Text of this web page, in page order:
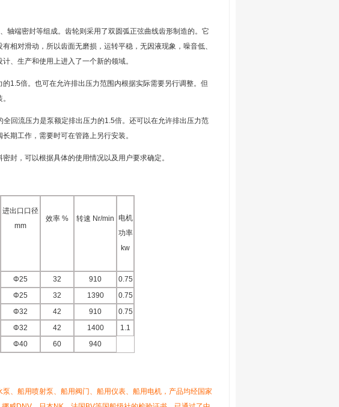
轴端密封等组成。齿轮则采用了双圆弧正弦曲线齿形制造的。它
相对滑动，所以齿面无磨损，运转平稳，无因液现象，噪音低、
、生产和使用上进入了一个新的领域。
1.5倍。也可在允许排出压力范围内根据实际需要另行调整。但
回流压力是泵额定排出压力的1.5倍。还可以在允许排出压力范
期工作，需要时可在管路上另行安装。
封，可以根据具体的使用情况以及用户要求确定。
进出口口径
mm
效率 % 转速 Nr/min
电机
功率
kw
Φ25 32 910
0.75
Φ25 32 1390
0.75
Φ32 42 910
0.75
Φ32 42 1400
1.1
Φ40 60 940
、船用喷射泵、船用阀门、船用仪表、船用电机，产品均经国家